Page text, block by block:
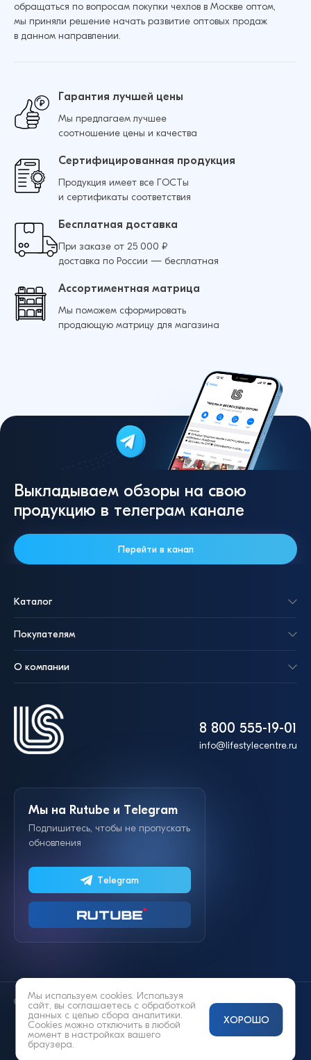
Добавить в корзину
Чехол для Xiaomi Redmi 10 Ультратонкий
силикон Premium с защитой камеры
Добавить в корзину
обращаться по вопросам покупки чехлов в Москве оптом,
мы приняли решение начать развитие оптовых продаж
в данном направлении.
Гарантия лучшей цены
Мы предлагаем лучшее
соотношение цены и качества
Сертифицированная продукция
Продукция имеет все ГОСТы
и сертификаты соответствия
Бесплатная доставка
При заказе от 25 000 ₽
доставка по России — бесплатная
Ассортиментная матрица
Мы поможем сформировать
продающую матрицу для магазина
Выкладываем обзоры на свою
продукцию в телеграм канале
Перейти в канал
8 800 555-19-01
info@lifestylecentre.ru
Каталог
Покупателям
О компании
Мы на Rutube и Telegram
Подпишитесь, чтобы не пропускать
обновления
Telegram
© 2014—2026 «Lifestyle»
Мы используем cookies. Используя
сайт, вы соглашаетесь с обработкой
данных с целью сбора аналитики.
Cookies можно отключить в любой
момент в настройках вашего
браузера.
ХОРОШО